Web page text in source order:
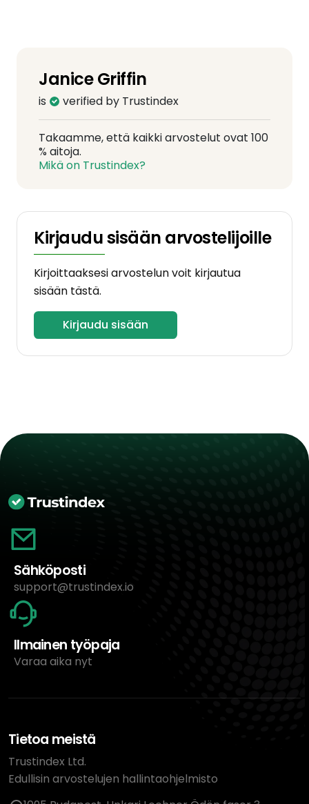
Janice Griffin
is verified by Trustindex
Takaamme, että kaikki arvostelut ovat 100
% aitoja.
Mikä on Trustindex?
Kirjaudu sisään arvostelijoille
Kirjoittaaksesi arvostelun voit kirjautua
sisään tästä.
Kirjaudu sisään
Sähköposti
support@trustindex.io
Ilmainen työpaja
Varaa aika nyt
Tietoa meistä
Trustindex Ltd.
Edullisin arvostelujen hallintaohjelmisto